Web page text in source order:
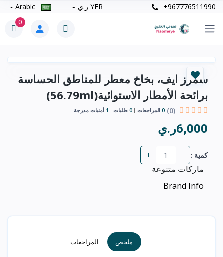
+967776511990 YER ر.ي
0
سمرز ايف، بخاخ معطر للمناطق الحساسة
برائحة الأمطار الاستوائية(56.79ml)
(0)
0 المراجعات 0 طلبات 1 أمنيات مدرجة
6,000ر.ي
كمية : -
+
ماركات متنوعة
Brand Info
ملخص المراجعات